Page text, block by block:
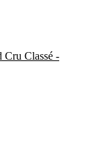
Cru Classé -